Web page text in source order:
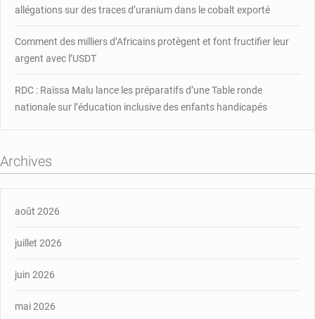
allégations sur des traces d’uranium dans le cobalt exporté
Comment des milliers d’Africains protègent et font fructifier leur
argent avec l’USDT
RDC : Raïssa Malu lance les préparatifs d’une Table ronde
nationale sur l’éducation inclusive des enfants handicapés
Archives
août 2026
juillet 2026
juin 2026
mai 2026